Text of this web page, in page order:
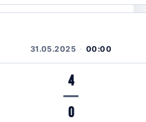
31.05.2025 00:00
4
—
0